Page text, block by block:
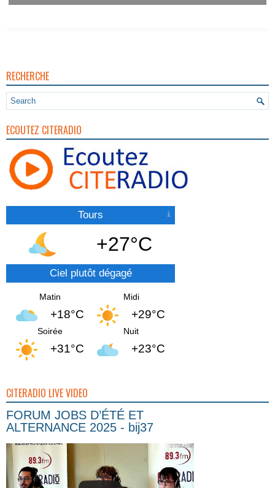
Vigilance Pour Feux De Forêt
RECHERCHE
ECOUTEZ CITERADIO
Tours
+27°C
Ciel plutôt dégagé
Matin
+18°C
Midi
+29°C
Soirée
+31°C
Nuit
+23°C
CITERADIO LIVE VIDEO
FORUM JOBS D’ÉTÉ ET
ALTERNANCE 2025 - bij37